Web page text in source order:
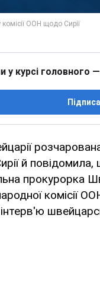
у курсі головного
й
прокурорка
комісії